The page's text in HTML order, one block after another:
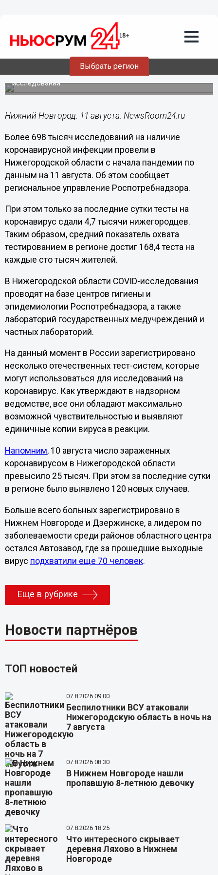
Выбрать регион
11.08.202010:23
Тесты на коронавирус сдали 698 тысяч
нижегородцев
За последние сутки в регионе проведено 4,7 тысячи
исследований.
Нижний Новгород. 11 августа. NewsRoom24.ru -
Более 698 тысяч исследований на наличие
коронавирусной инфекции провели в
Нижегородской области с начала пандемии по
данным на 11 августа. Об этом сообщает
региональное управление Роспотребнадзора.
При этом только за последние сутки тесты на
коронавирус сдали 4,7 тысячи нижегородцев.
Таким образом, средний показатель охвата
тестированием в регионе достиг 168,4 теста на
каждые сто тысяч жителей.
В Нижегородской области COVID-исследования
проводят на базе центров гигиены и
эпидемиологии Роспотребнадзора, а также
лабораторий государственных медучреждений и
частных лабораторий.
На данный момент в России зарегистрировано
несколько отечественных тест-систем, которые
могут использоваться для исследований на
коронавирус. Как утверждают в надзорном
ведомстве, все они обладают максимально
возможной чувствительностью и выявляют
единичные копии вируса в реакции.
Напомним, 10 августа число зараженных
коронавирусом в Нижегородской области
превысило 25 тысяч. При этом за последние сутки
в регионе было выявлено 120 новых случаев.
Больше всего больных зарегистрировано в
Нижнем Новгороде и Дзержинске, а лидером по
заболеваемости среди районов областного центра
остался Автозавод, где за прошедшие выходные
вирус подхватили еще 70 человек.
Еще в рубрике
Новости партнёров
ТОП новостей
07.8.2026 09:00
Беспилотники ВСУ атаковали
Нижегородскую область в ночь на
7 августа
07.8.2026 08:30
В Нижнем Новгороде нашли
пропавшую 8-летнюю девочку
07.8.2026 18:25
Что интересного скрывает
деревня Ляхово в Нижнем
Новгороде